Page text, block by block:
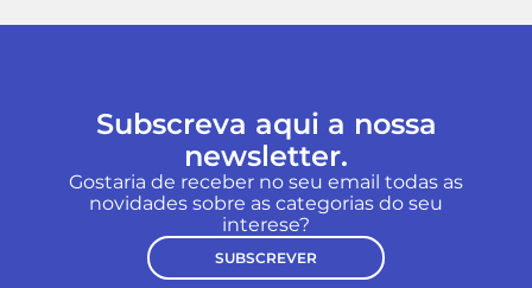
Subscreva aqui a nossa
newsletter.
Gostaria de receber no seu email todas as
novidades sobre as categorias do seu
interese?
SUBSCREVER